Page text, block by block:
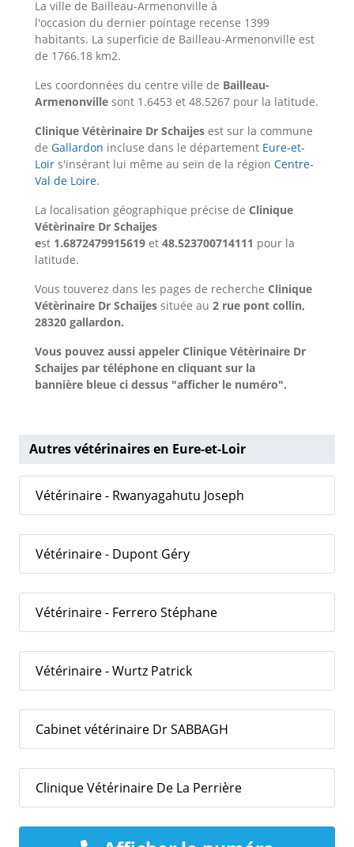
La ville de Bailleau-Armenonville à
l'occasion du dernier pointage recense 1399
habitants. La superficie de Bailleau-Armenonville est
de 1766.18 km2.
Les coordonnées du centre ville de Bailleau-
Armenonville sont 1.6453 et 48.5267 pour la latitude.
Clinique Vétèrinaire Dr Schaijes est sur la commune
de Gallardon incluse dans le département Eure-et-
Loir s'insérant lui même au sein de la région Centre-
Val de Loire.
La localisation géographique précise de Clinique
Vétèrinaire Dr Schaijes
est 1.6872479915619 et 48.523700714111 pour la
latitude.
Vous touverez dans les pages de recherche Clinique
Vétèrinaire Dr Schaijes située au 2 rue pont collin,
28320 gallardon.
Vous pouvez aussi appeler Clinique Vétèrinaire Dr
Schaijes par téléphone en cliquant sur la
bannière bleue ci dessus "afficher le numéro".
Autres vétérinaires en Eure-et-Loir
Vétérinaire - Rwanyagahutu Joseph
Vétérinaire - Dupont Géry
Vétérinaire - Ferrero Stéphane
Vétérinaire - Wurtz Patrick
Cabinet vétérinaire Dr SABBAGH
Clinique Vétérinaire De La Perrière